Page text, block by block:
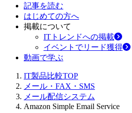
記事を読む
はじめての方へ
掲載について
ITトレンドへの掲載
イベントでリード獲得
動画で学ぶ
IT製品比較TOP
メール・FAX・SMS
メール配信システム
Amazon Simple Email Service